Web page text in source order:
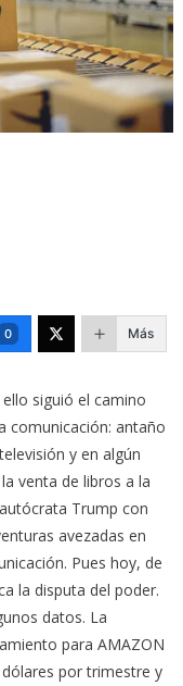
0 Más
siguió el camino
comunicación: antaño
y en algún
venta de libros a la
Trump con
avezadas en
Pues hoy, de
la disputa del poder.
datos. La
para AMAZON
por trimestre y